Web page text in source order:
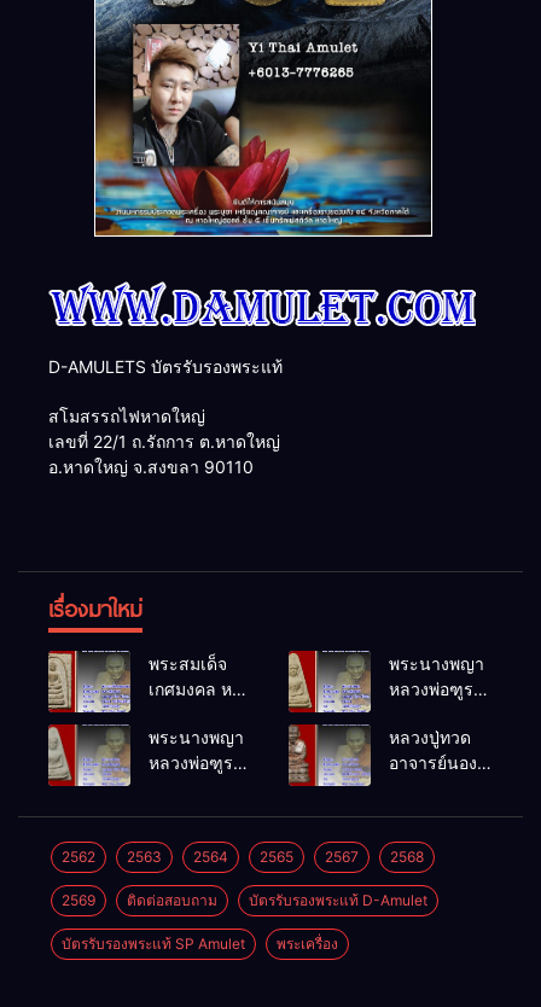
D-AMULETS บัตรรับรองพระแท้
สโมสรรถไฟหาดใหญ่
เลขที่ 22/1 ถ.รัถการ ต.หาดใหญ่
อ.หาดใหญ่ จ.สงขลา 90110
เรื่องมาใหม่
พระสมเด็จ
เกศมงคล หล
โพธิ์นิมิตร
พ.ศ.2512
พระนางพญา
หลวงพ่อฑูรย์
พ.ศ.2512
พระนางพญา
หลวงพ่อฑูรย์
พ.ศ.2512
หลวงปู่ทวด
อาจารย์นอง
พ.ศ.2541
2562 2563 2564 2565 2567 2568
2569 ติดต่อสอบถาม บัตรรับรองพระแท้ D-Amulet
บัตรรับรองพระแท้ SP Amulet พระเครื่อง